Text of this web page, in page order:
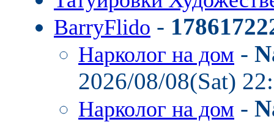
BarryFlido -
Нарколог на дом -
2026/08/08(Sat)
Нарколог на дом -